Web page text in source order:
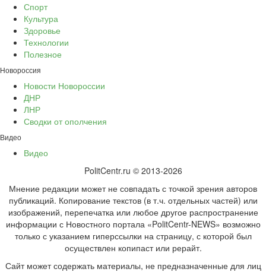
Спорт
Культура
Здоровье
Технологии
Полезное
Новороссия
Новости Новороссии
ДНР
ЛНР
Сводки от ополчения
Видео
Видео
PolitCentr.ru © 2013-2026
Мнение редакции может не совпадать с точкой зрения авторов
публикаций. Копирование текстов (в т.ч. отдельных частей) или
изображений, перепечатка или любое другое распространение
информации с Новостного портала «PolitCentr-NEWS» возможно
только с указанием гиперссылки на страницу, с которой был
осуществлен копипаст или рерайт.
Сайт может содержать материалы, не предназначенные для лиц